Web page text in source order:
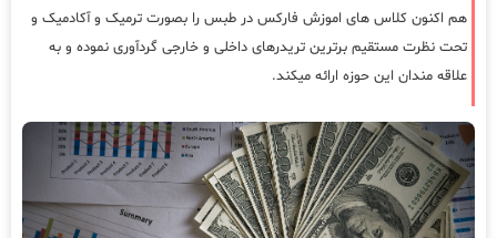
هم اکنون کلاس های اموزش فارکس در طبس را بصورت ترمیک و آکادمیک و
تحت نظرت مستقیم برترین تریدرهای داخلی و خارجی گردآوری نموده و به
علاقه مندان این حوزه ارائه میکند.